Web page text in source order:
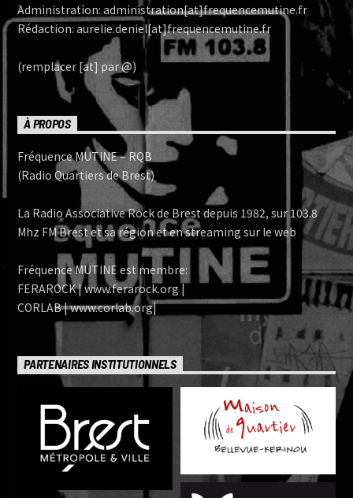
Administration: administration[at]frequencemutine.fr
Rédaction: aurelie.deniel[at]frequencemutine.fr
(remplacer [at] par @)
À PROPOS
Fréquence MUTINE – RQB
(Radio Quartiers de Brest)
La Radio Associative Rock de Brest depuis 1982, sur 103.8
Mhz FM Brest et sa région et en streaming sur le web
Fréquence MUTINE est membre:
FERAROCK | www.ferarock.org |
CORLAB | www.corlab.org|
PARTENAIRES INSTITUTIONNELS